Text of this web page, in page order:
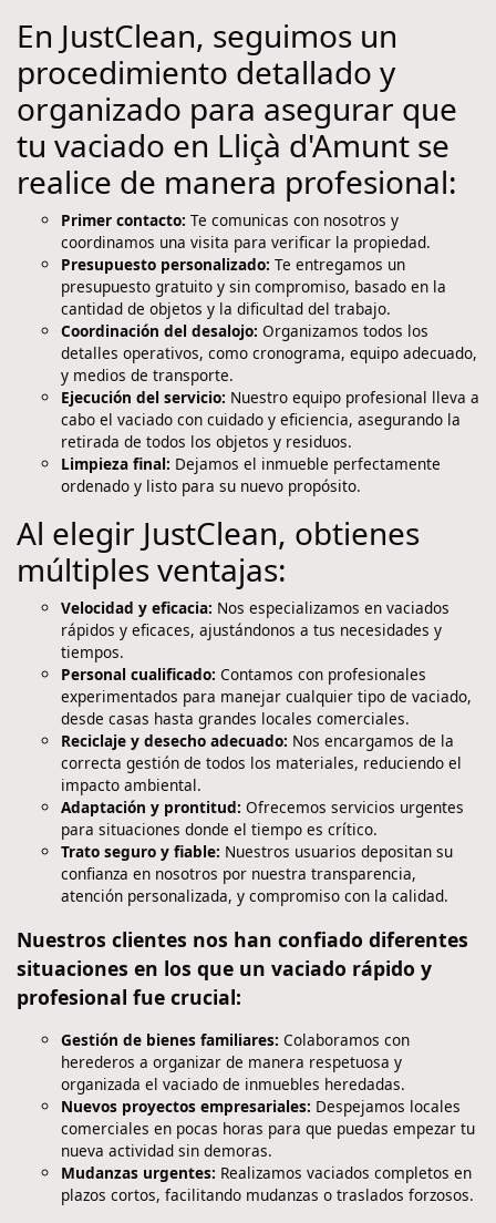
En JustClean, seguimos un
procedimiento detallado y
organizado para asegurar que
tu vaciado en Lliçà d'Amunt se
realice de manera profesional:
Primer contacto: Te comunicas con nosotros y
coordinamos una visita para verificar la propiedad.
Presupuesto personalizado: Te entregamos un
presupuesto gratuito y sin compromiso, basado en la
cantidad de objetos y la dificultad del trabajo.
Coordinación del desalojo: Organizamos todos los
detalles operativos, como cronograma, equipo adecuado,
y medios de transporte.
Ejecución del servicio: Nuestro equipo profesional lleva a
cabo el vaciado con cuidado y eficiencia, asegurando la
retirada de todos los objetos y residuos.
Limpieza final: Dejamos el inmueble perfectamente
ordenado y listo para su nuevo propósito.
Al elegir JustClean, obtienes
múltiples ventajas:
Velocidad y eficacia: Nos especializamos en vaciados
rápidos y eficaces, ajustándonos a tus necesidades y
tiempos.
Personal cualificado: Contamos con profesionales
experimentados para manejar cualquier tipo de vaciado,
desde casas hasta grandes locales comerciales.
Reciclaje y desecho adecuado: Nos encargamos de la
correcta gestión de todos los materiales, reduciendo el
impacto ambiental.
Adaptación y prontitud: Ofrecemos servicios urgentes
para situaciones donde el tiempo es crítico.
Trato seguro y fiable: Nuestros usuarios depositan su
confianza en nosotros por nuestra transparencia,
atención personalizada, y compromiso con la calidad.
Nuestros clientes nos han confiado diferentes
situaciones en los que un vaciado rápido y
profesional fue crucial:
Gestión de bienes familiares: Colaboramos con
herederos a organizar de manera respetuosa y
organizada el vaciado de inmuebles heredadas.
Nuevos proyectos empresariales: Despejamos locales
comerciales en pocas horas para que puedas empezar tu
nueva actividad sin demoras.
Mudanzas urgentes: Realizamos vaciados completos en
plazos cortos, facilitando mudanzas o traslados forzosos.